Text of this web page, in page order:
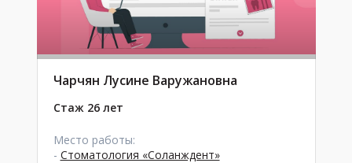
Чарчян Лусине Варужановна
Стаж 26 лет
Место работы:
- Стоматология «Соланждент»